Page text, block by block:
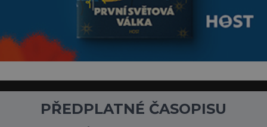
PŘEDPLATNÉ ČASOPISU